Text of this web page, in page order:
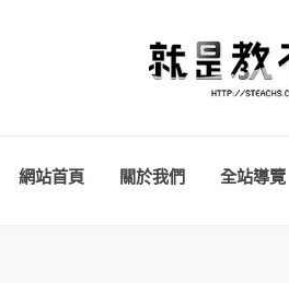
網站首頁 關於我們 全站導覽